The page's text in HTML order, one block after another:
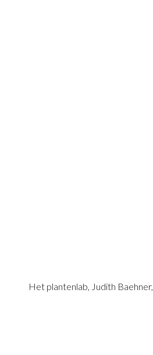
Het plantenlab, Judith Baehner,